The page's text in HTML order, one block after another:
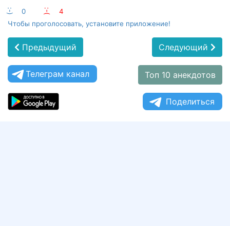
:-) 0 :-(
4
Чтобы проголосовать, установите приложение!
Предыдущий Следующий
Телеграм канал Топ 10 анекдотов
Поделиться